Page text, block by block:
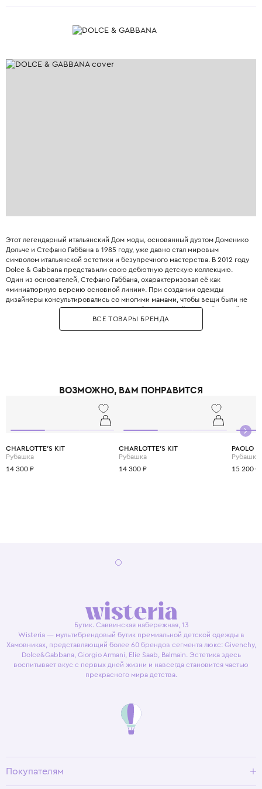
Этот легендарный итальянский Дом моды, основанный дуэтом Доменико
Дольче и Стефано Габбана в 1985 году, уже давно стал мировым
символом итальянской эстетики и безупречного мастерства. В 2012 году
Dolce & Gabbana представили свою дебютную детскую коллекцию.
Один из основателей, Стефано Габбана, охарактеризовал её как
«миниатюрную версию основной линии». При создании одежды
дизайнеры консультировались со многими мамами, чтобы вещи были не
только стильными, но и максимально удобными. Дизайнеры с большой
любовью и вниманием перенесли в детский гардероб все коды
взрослой моды: яркие цветочные принты, благородное кружево,
а главное - сделать его детство по-настоящему незабываемым и
ВСЕ ТОВАРЫ БРЕНДА
ВОЗМОЖНО, ВАМ ПОНРАВИТСЯ
CHARLOTTE'S KIT
Рубашка
14 300 ₽
CHARLOTTE'S KIT
Рубашка
14 300 ₽
PAOLO
Рубашка
15 200 ₽
Бутик. Саввинская набережная, 13
Wisteria — мультибрендовый бутик премиальной детской одежды в
Хамовниках, представляющий более 60 брендов сегмента люкс: Givenchy,
Dolce&Gabbana, Giorgio Armani, Elie Saab, Balmain. Эстетика здесь
воспитывает вкус с первых дней жизни и навсегда становится частью
прекрасного мира детства.
Покупателям